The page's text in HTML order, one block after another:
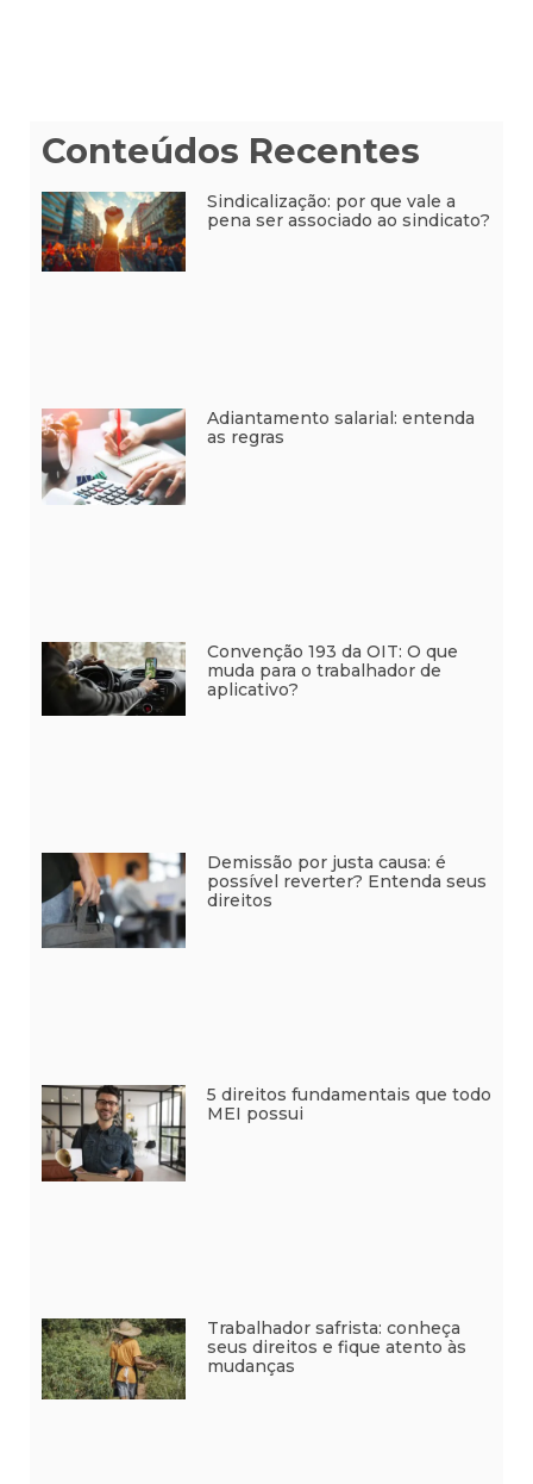
Conteúdos Recentes
Sindicalização: por que vale a
pena ser associado ao sindicato?
Adiantamento salarial: entenda
as regras
Convenção 193 da OIT: O que
muda para o trabalhador de
aplicativo?
Demissão por justa causa: é
possível reverter? Entenda seus
direitos
5 direitos fundamentais que todo
MEI possui
Trabalhador safrista: conheça
seus direitos e fique atento às
mudanças